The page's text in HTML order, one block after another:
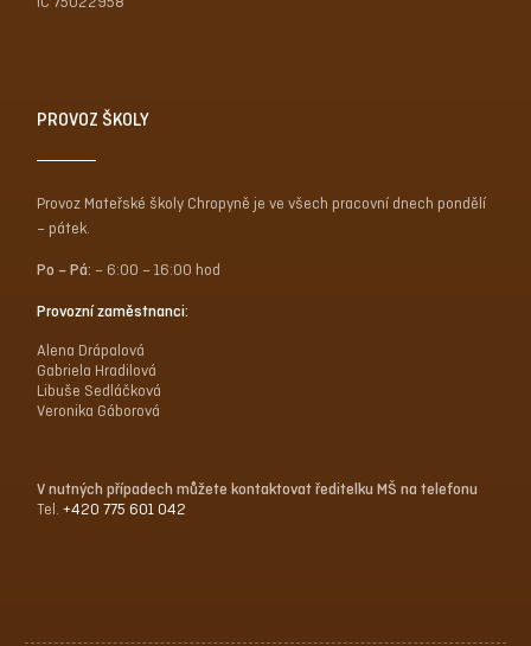
PROVOZ ŠKOLY
Provoz Mateřské školy Chropyně je ve všech pracovní dnech pondělí
– pátek.
Po – Pá: – 6:00 – 16:00 hod
Provozní zaměstnanci:
Alena Drápalová
Gabriela Hradilová
Libuše Sedláčková
Veronika Gáborová
V nutných případech můžete kontaktovat ředitelku MŠ na telefonu
Tel.+420 775 601 042